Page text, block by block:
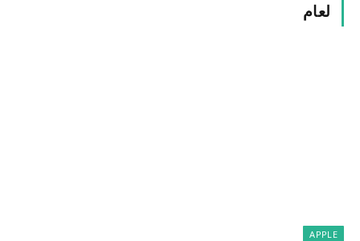
لعام
APPLE